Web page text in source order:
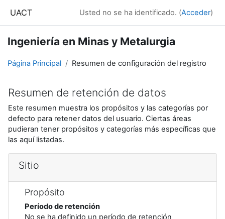
UACT Usted no se ha identificado. (Acceder)
Ingeniería en Minas y Metalurgia
Página Principal Resumen de configuración del registro
Resumen de retención de datos
Este resumen muestra los propósitos y las categorías por
defecto para retener datos del usuario. Ciertas áreas
pudieran tener propósitos y categorías más específicas que
las aquí listadas.
Sitio
Propósito
Período de retención
No se ha definido un período de retención